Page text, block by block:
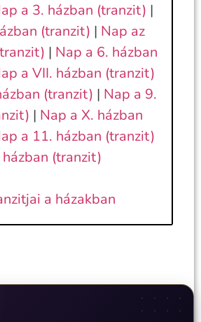
a 3. házban (tranzit) |
(tranzit) | Nap az
| Nap a 6. házban
a VII. házban (tranzit)
(tranzit) | Nap a 9.
| Nap a X. házban
a 11. házban (tranzit)
(tranzit)
a házakban